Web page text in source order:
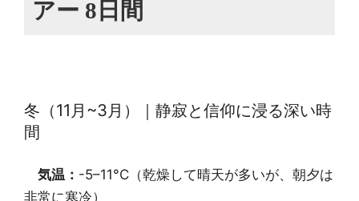
アー 8日間
冬（11月~3月）｜静寂と信仰に浸る深い時
間
気温： -5–11°C（乾燥して晴天が多いが、朝夕は
非常に寒冷）